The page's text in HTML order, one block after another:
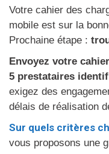
Votre cahier des
mobile est sur la
Prochaine étape :
Envoyez votre
5 prestataires
exigez des
délais de réalisation
Sur quels critères
vous proposons une